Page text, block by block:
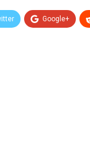
Google+